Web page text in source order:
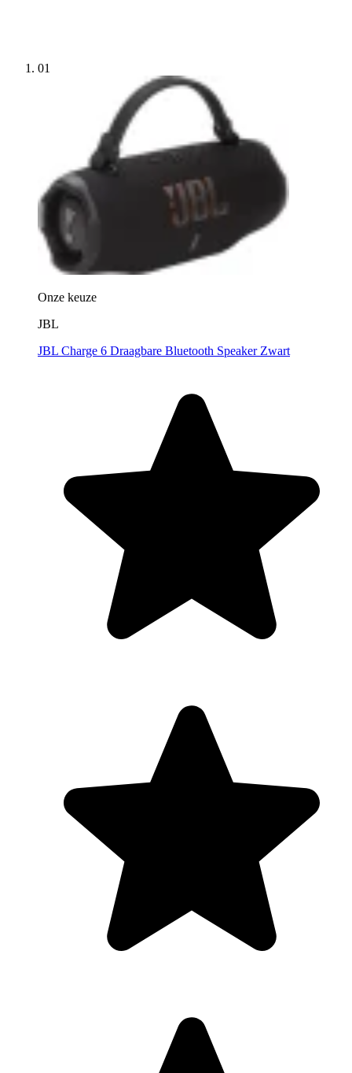
01
Onze keuze
JBL
JBL Charge 6 Draagbare Bluetooth Speaker Zwart